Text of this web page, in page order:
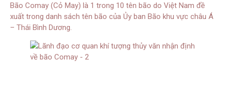
Bão Comay (Cỏ May) là 1 trong 10 tên bão do Việt Nam đề
xuất trong danh sách tên bão của Ủy ban Bão khu vực châu Á
– Thái Bình Dương.